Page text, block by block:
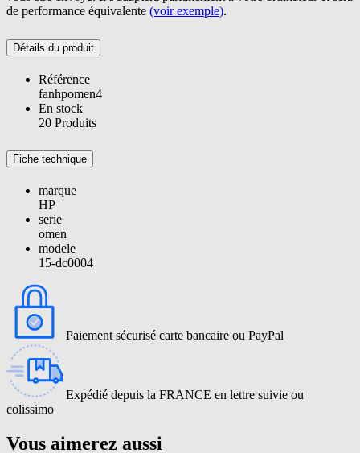
de performance équivalente (voir exemple).
Détails du produit
Référence
fanhpomen4
En stock
20 Produits
Fiche technique
marque
HP
serie
omen
modele
15-dc0004
Paiement sécurisé carte bancaire ou PayPal
Expédié depuis la FRANCE en lettre suivie ou
colissimo
Vous aimerez aussi